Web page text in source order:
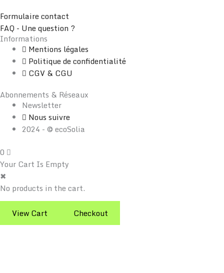
Formulaire contact
FAQ - Une question ?
Informations
Mentions légales
Politique de confidentialité
CGV & CGU
Abonnements & Réseaux
Newsletter
Nous suivre
2024 - © ecoSolia
0
Your Cart Is Empty
✖
No products in the cart.
View Cart Checkout